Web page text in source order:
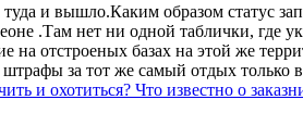
и вышло.Каким образом статус
.Там нет ни одной таблички, где
на отстроеных базах на этой же
за тот же самый отдых только
и охотиться? Что известно о